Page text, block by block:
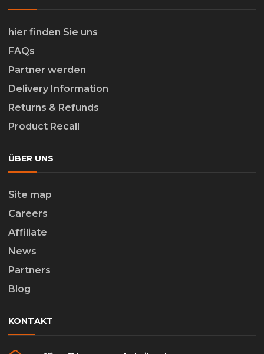
hier finden Sie uns
FAQs
Partner werden
Delivery Information
Returns & Refunds
Product Recall
ÜBER UNS
Site map
Careers
Affiliate
News
Partners
Blog
KONTAKT